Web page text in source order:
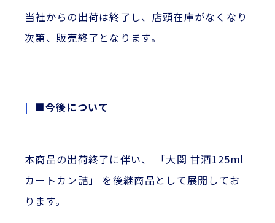
当社からの出荷は終了し、店頭在庫がなくなり
次第、販売終了となります。
■今後について
本商品の出荷終了に伴い、 「大関 甘酒125ml
カートカン詰」 を後継商品として展開してお
ります。